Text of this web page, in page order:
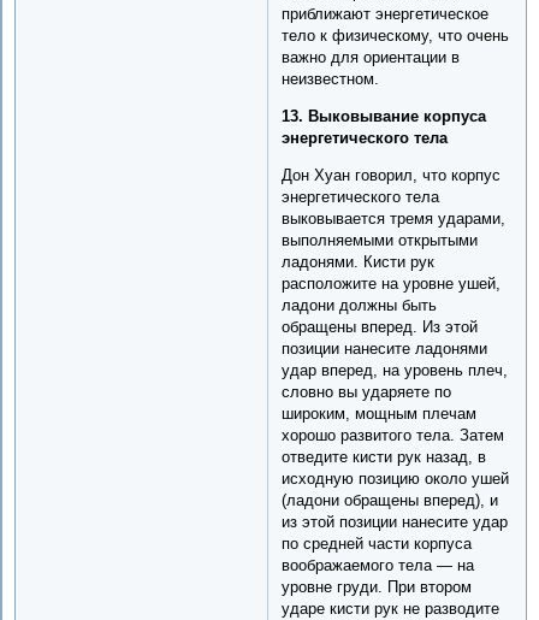
приближают энергетическое
тело к физическому, что очень
важно для ориентации в
неизвестном.
13. Выковывание корпуса
энергетического тела
Дон Хуан говорил, что корпус
энергетического тела
выковывается тремя ударами,
выполняемыми открытыми
ладонями. Кисти рук
расположите на уровне ушей,
ладони должны быть
обращены вперед. Из этой
позиции нанесите ладонями
удар вперед, на уровень плеч,
словно вы ударяете по
широким, мощным плечам
хорошо развитого тела. Затем
отведите кисти рук назад, в
исходную позицию около ушей
(ладони обращены вперед), и
из этой позиции нанесите удар
по средней части корпуса
воображаемого тела — на
уровне груди. При втором
ударе кисти рук не разводите